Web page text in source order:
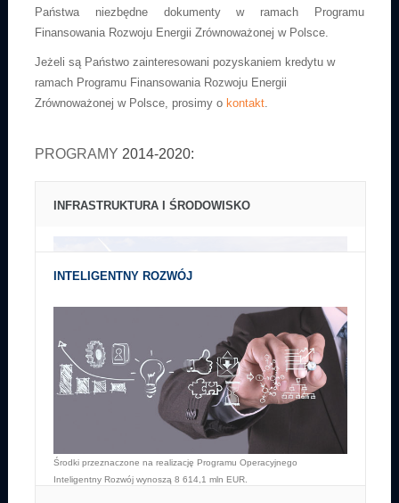
Państwa niezbędne dokumenty w ramach Programu
Finansowania Rozwoju Energii Zrównoważonej w Polsce.
Jeżeli są Państwo zainteresowani pozyskaniem kredytu w
ramach Programu Finansowania Rozwoju Energii
Zrównoważonej w Polsce, prosimy o kontakt.
PROGRAMY 2014-2020:
INFRASTRUKTURA I ŚRODOWISKO
Środki przeznaczone na realizację Programu Operacyjnego
Infrastruktura i Środowisko w latach 2014-2020 wynoszą 27,4 mld euro.
Środki przeznaczone na realizację Programu Operacyjnego
Inteligentny Rozwój wynoszą 8 614,1 mln EUR.